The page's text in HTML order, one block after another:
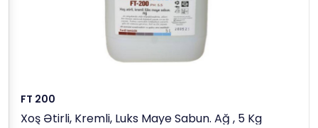
FT 200
Xoş Ətirli, Kremli, Luks Maye Sabun. Ağ , 5 Kg